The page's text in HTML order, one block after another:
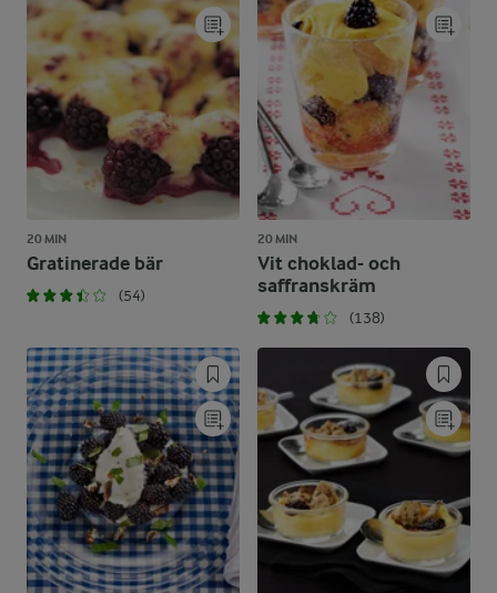
20 MIN
Gratinerade bär
(54)
20 MIN
Vit choklad- och
saffranskräm
(138)